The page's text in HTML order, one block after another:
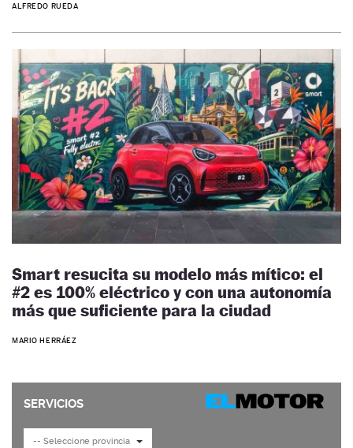
ALFREDO RUEDA
Smart resucita su modelo más mítico: el
#2 es 100% eléctrico y con una autonomía
más que suficiente para la ciudad
MARIO HERRÁEZ